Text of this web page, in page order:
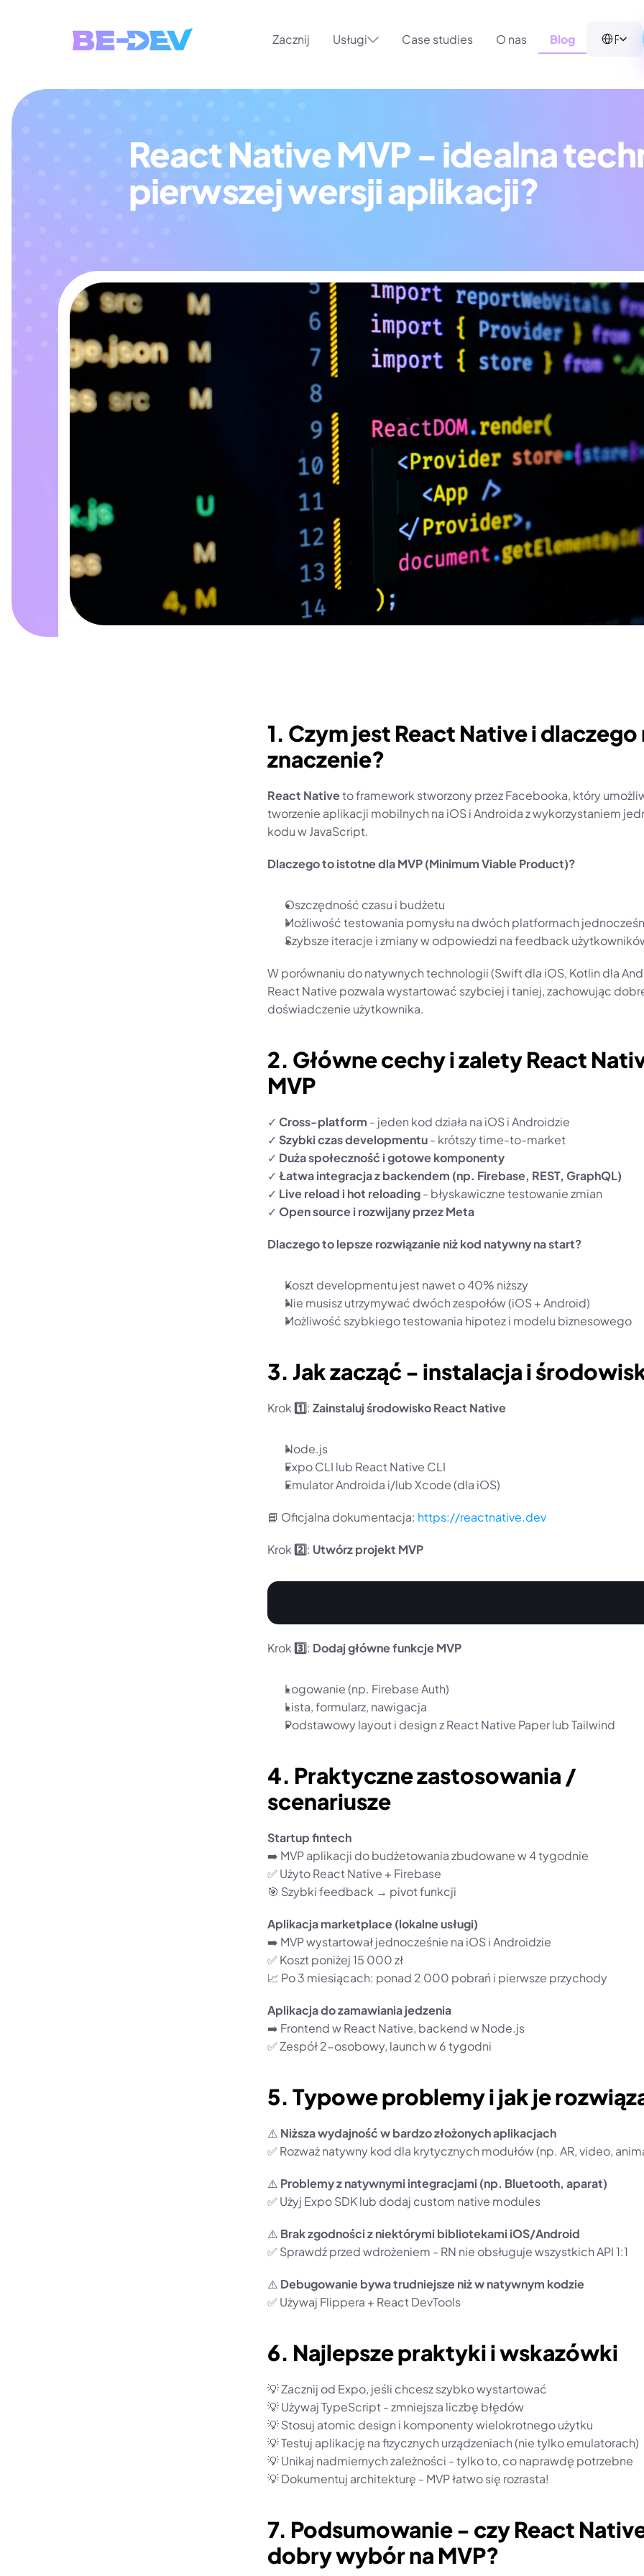
Zacznij Usługi O nas Blog
Case studies Polish (Poland)
React Native MVP - idealna
pierwszej wersji aplikacji?
1. Czym jest React Native i dlaczego
znaczenie?
React Native to framework stworzony przez Facebooka, który
tworzenie aplikacji mobilnych na iOS i Androida z wykorzystaniem
kodu w JavaScript.
Dlaczego to istotne dla MVP (Minimum Viable Product)?
Oszczędność czasu i budżetu
Możliwość testowania pomysłu na dwóch platformach
Szybsze iteracje i zmiany w odpowiedzi na feedback
W porównaniu do natywnych technologii (Swift dla iOS, Kotlin dla
React Native pozwala wystartować szybciej i taniej, zachowując
doświadczenie użytkownika.
2. Główne cechy i zalety React
MVP
✓ Cross-platform - jeden kod działa na iOS i Androidzie
✓ Szybki czas developmentu - krótszy time-to-market
✓ Duża społeczność i gotowe komponenty
✓ Łatwa integracja z backendem (np. Firebase, REST, GraphQL)
✓ Live reload i hot reloading - błyskawiczne testowanie zmian
✓ Open source i rozwijany przez Meta
Dlaczego to lepsze rozwiązanie niż kod natywny na start?
Koszt developmentu jest nawet o 40% niższy
Nie musisz utrzymywać dwóch zespołów (iOS + Android)
Możliwość szybkiego testowania hipotez i modelu biznesowego
3. Jak zacząć - instalacja i
Krok 1️⃣: Zainstaluj środowisko React Native
Node.js
Expo CLI lub React Native CLI
Emulator Androida i/lub Xcode (dla iOS)
📘 Oficjalna dokumentacja: https://reactnative.dev
Krok 2️⃣: Utwórz projekt MVP
Krok 3️⃣: Dodaj główne funkcje MVP
Logowanie (np. Firebase Auth)
Lista, formularz, nawigacja
Podstawowy layout i design z React Native Paper lub Tailwind
4. Praktyczne zastosowania /
scenariusze
Startup fintech
➡️ MVP aplikacji do budżetowania zbudowane w 4 tygodnie
✅ Użyto React Native + Firebase
🎯 Szybki feedback → pivot funkcji
Aplikacja marketplace (lokalne usługi)
➡️ MVP wystartował jednocześnie na iOS i Androidzie
✅ Koszt poniżej 15 000 zł
📈 Po 3 miesiącach: ponad 2 000 pobrań i pierwsze przychody
Aplikacja do zamawiania jedzenia
➡️ Frontend w React Native, backend w Node.js
✅ Zespół 2-osobowy, launch w 6 tygodni
5. Typowe problemy i jak je
⚠️ Niższa wydajność w bardzo złożonych aplikacjach
✅ Rozważ natywny kod dla krytycznych modułów (np. AR, video,
⚠️ Problemy z natywnymi integracjami (np. Bluetooth, aparat)
✅ Użyj Expo SDK lub dodaj custom native modules
⚠️ Brak zgodności z niektórymi bibliotekami iOS/Android
✅ Sprawdź przed wdrożeniem - RN nie obsługuje wszystkich API 1:1
⚠️ Debugowanie bywa trudniejsze niż w natywnym kodzie
✅ Używaj Flippera + React DevTools
6. Najlepsze praktyki i wskazówki
💡 Zacznij od Expo, jeśli chcesz szybko wystartować
💡 Używaj TypeScript - zmniejsza liczbę błędów
💡 Stosuj atomic design i komponenty wielokrotnego użytku
💡 Testuj aplikację na fizycznych urządzeniach (nie tylko emulatorach)
💡 Unikaj nadmiernych zależności - tylko to, co naprawdę potrzebne
💡 Dokumentuj architekturę - MVP łatwo się rozrasta!
7. Podsumowanie - czy React
dobry wybór na MVP?